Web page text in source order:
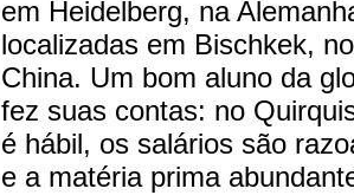
em Heidelberg, na
localizadas em Bischkek,
China. Um bom aluno da
fez suas contas: no
é hábil, os salários são
e a matéria prima